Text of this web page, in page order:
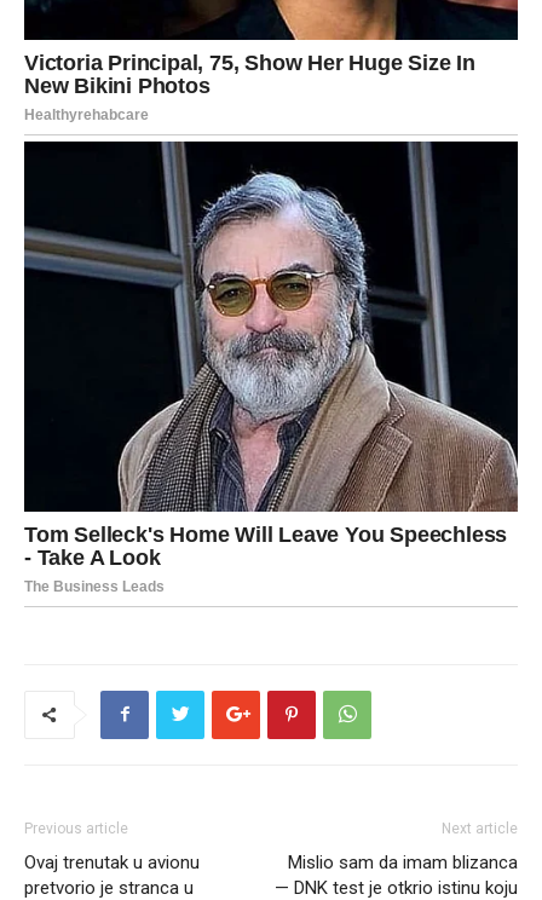
Previous article
Ovaj trenutak u avionu
pretvorio je stranca u
Next article
Mislio sam da imam blizanca
— DNK test je otkrio istinu koju